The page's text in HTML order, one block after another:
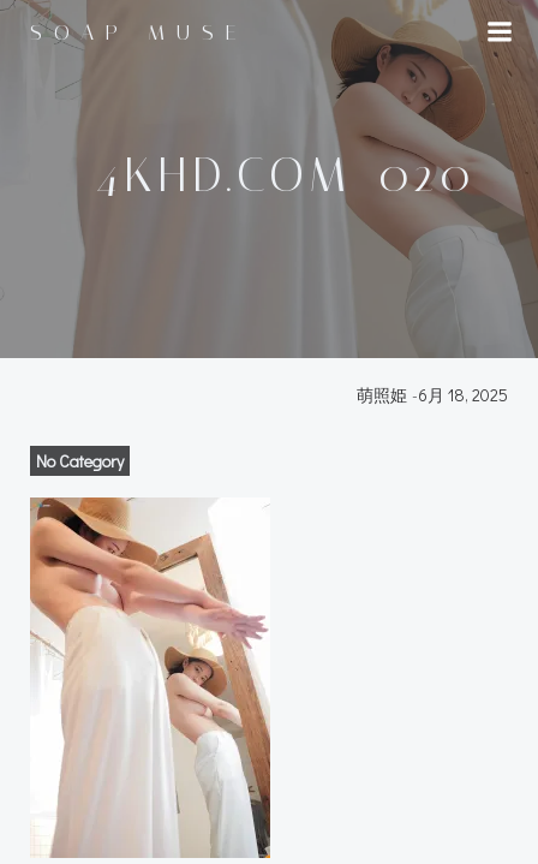
コ
へ
ス
SOAP MUSE
–4KHD.COM-020
萌照姫 -6月 18, 2025
No Category